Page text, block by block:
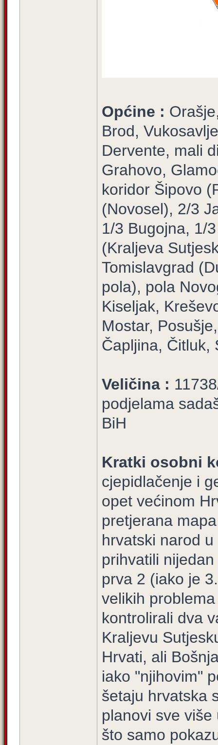
Općine :
Brod,
Dervente, mali
Grahovo,
koridor Šipovo
(Novosel), 2/3
1/3 Bugojna, 1/
(Kraljeva
Tomislavgrad
pola), pola
Kiseljak,
Mostar,
Čapljina, Čitluk,
Veličina :
podjelama
BiH
Kratki osobni
cjepidlačenje i
opet većinom
pretjerana
hrvatski narod
prihvatili
prva 2 (iako je
velikih
kontrolirali dva
Kraljevu
Hrvati, ali
iako "njihovim"
šetaju hrvatska
planovi sve
što samo